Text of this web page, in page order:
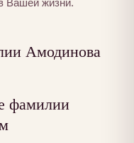
Вашей жизни.
Амодинова
фамилии